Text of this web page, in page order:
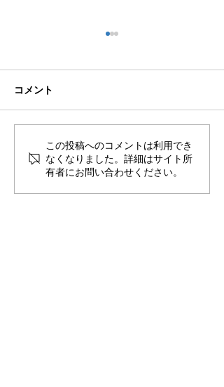
🌊ハガネの肉体を持つ職
員、岩瀬道へ！
コメント
この投稿へのコメントは利用でき
なくなりました。詳細はサイト所
有者にお問い合わせください。